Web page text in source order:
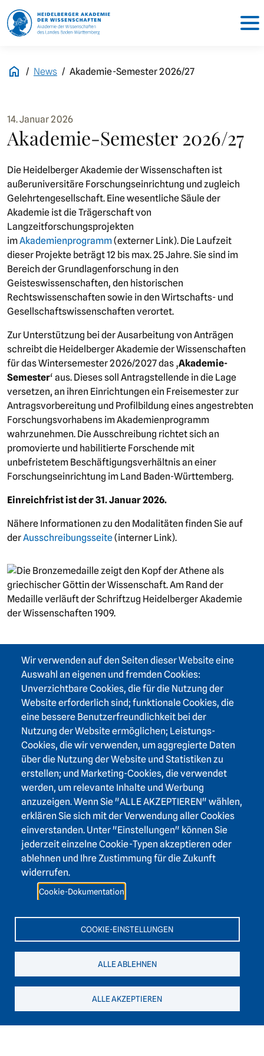
Wir verwenden auf den Seiten dieser Website eine
Auswahl an eigenen und fremden Cookies:
Unverzichtbare Cookies, die für die Nutzung der
Website erforderlich sind; funktionale Cookies, die
eine bessere Benutzerfreundlichkeit bei der
Nutzung der Website ermöglichen; Leistungs-
Cookies, die wir verwenden, um aggregierte Daten
über die Nutzung der Website und Statistiken zu
erstellen; und Marketing-Cookies, die verwendet
werden, um relevante Inhalte und Werbung
anzuzeigen. Wenn Sie "ALLE AKZEPTIEREN" wählen,
erklären Sie sich mit der Verwendung aller Cookies
einverstanden. Unter "Einstellungen" können Sie
jederzeit einzelne Cookie-Typen akzeptieren oder
ablehnen und Ihre Zustimmung für die Zukunft
widerrufen.
Cookie-Dokumentation
COOKIE-EINSTELLUNGEN
ALLE ABLEHNEN
ALLE AKZEPTIEREN
News Akademie-Semester 2026/27
14. Januar 2026
Akademie-Semester 2026/27
Die Heidelberger Akademie der Wissenschaften ist
außeruniversitäre Forschungseinrichtung und zugleich
Gelehrtengesellschaft. Eine wesentliche Säule der
Akademie ist die Trägerschaft von
Langzeitforschungsprojekten
imAkademienprogramm(externer Link). Die Laufzeit
dieser Projekte beträgt 12 bis max. 25 Jahre. Sie sind im
Bereich der Grundlagenforschung in den
Geisteswissenschaften, den historischen
Rechtswissenschaften sowie in den Wirtschafts- und
Gesellschaftswissenschaften verortet.
Zur Unterstützung bei der Ausarbeitung von Anträgen
schreibt die Heidelberger Akademie der Wissenschaften
für das Wintersemester 2026/2027 das ‚Akademie-
Semester‘ aus. Dieses soll Antragstellende in die Lage
versetzen, an ihren Einrichtungen ein Freisemester zur
Antragsvorbereitung und Profilbildung eines angestrebten
Forschungsvorhabens im Akademienprogramm
wahrzunehmen. Die Ausschreibung richtet sich an
promovierte und habilitierte Forschende mit
unbefristetem Beschäftigungsverhältnis an einer
Forschungseinrichtung im Land Baden-Württemberg.
Einreichfrist ist der 31. Januar 2026.
Nähere Informationen zu den Modalitäten finden Sie auf
derAusschreibungsseite(interner Link).
Footer area one
Footer area two
Förderverein
Barrierefreiheit
Leichte Sprache
Footer area three
Heidelberger Akademie der Wissenschaften
Karlstraße 4
69117 Heidelberg
+49 6221 / 54 32 65
hadw@hadw-bw.de